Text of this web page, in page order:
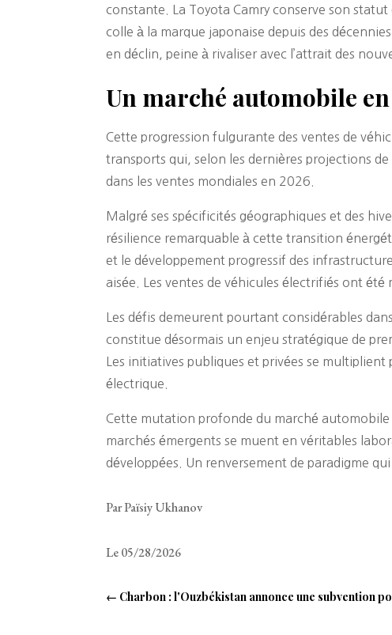
constante. La Toyota Camry conserve son
colle à la marque japonaise depuis des
en déclin, peine à rivaliser avec l’attrait des
Un marché automobile
Cette progression fulgurante des ventes de
transports qui, selon les dernières projections
dans les ventes mondiales en 2026.
Malgré ses spécificités géographiques et des
résilience remarquable à cette transition
et le développement progressif des
aisée. Les ventes de véhicules électrifiés ont été
Les défis demeurent pourtant considérables
constitue désormais un enjeu stratégique de
Les initiatives publiques et privées se
électrique.
Cette mutation profonde du marché
marchés émergents se muent en véritables
développées. Un renversement de paradigme qui
Par Païsiy Ukhanov
Le 05/28/2026
← Charbon : l'Ouzbékistan annonce une subvention